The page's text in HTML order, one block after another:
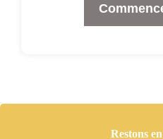
Restons